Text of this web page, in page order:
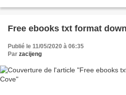
Free ebooks txt format
Publié le 11/05/2020 à 06:35
Par zacijeng